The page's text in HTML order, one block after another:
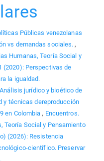
Públicas venezolanas
vs demandas sociales. ,
Humanas, Teoría Social y
(2020): Perspectivas de
la igualdad.
Análisis jurídico y bioético de
y técnicas dereproducción
en Colombia , Encuentros.
Teoría Social y Pensamiento
(2026): Resistencia
científico. Preservar